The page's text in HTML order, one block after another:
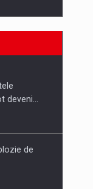
MEDIUL
2026,
deveni…
de